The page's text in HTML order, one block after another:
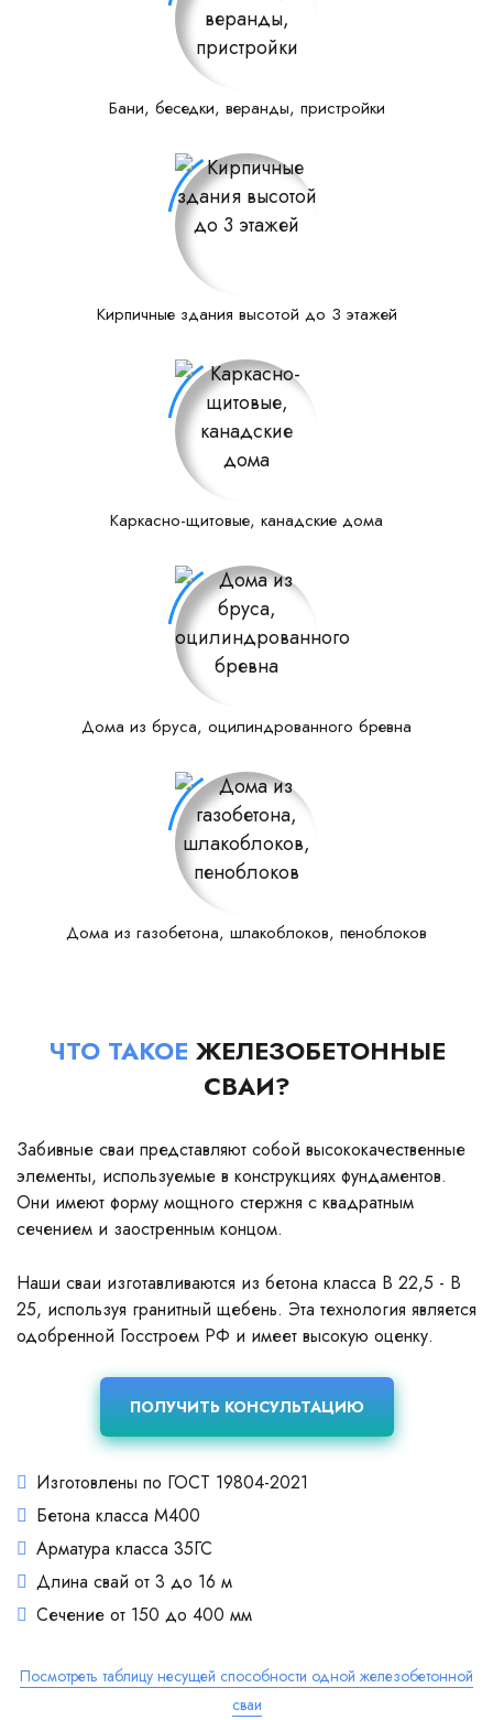
Бани, беседки, веранды, пристройки
Кирпичные здания высотой до 3 этажей
Каркасно-щитовые, канадские дома
Дома из бруса, оцилиндрованного бревна
Дома из газобетона, шлакоблоков, пеноблоков
ЧТО ТАКОЕ ЖЕЛЕЗОБЕТОННЫЕ
СВАИ?
Забивные сваи представляют собой высококачественные
элементы, используемые в конструкциях фундаментов.
Они имеют форму мощного стержня с квадратным
сечением и заостренным концом.
Наши сваи изготавливаются из бетона класса В 22,5 - В
25, используя гранитный щебень. Эта технология является
одобренной Госстроем РФ и имеет высокую оценку.
ПОЛУЧИТЬ КОНСУЛЬТАЦИЮ
Изготовлены по ГОСТ 19804-2021
Бетона класса М400
Арматура класса 35ГС
Длина свай от 3 до 16 м
Сечение от 150 до 400 мм
Посмотреть таблицу несущей способности одной железобетонной
сваи